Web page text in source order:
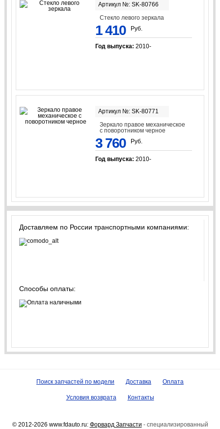
Артикул №: SK-80766
Стекло левого зеркала
1 410 Руб.
Год выпуска: 2010-
Артикул №: SK-80771
Зеркало правое механическое
с поворотником черное
3 760 Руб.
Год выпуска: 2010-
Доставляем по России транспортными компаниями:
Способы оплаты:
Поиск запчастей по модели Доставка Оплата
Условия возврата Контакты
© 2012-2026 www.fdauto.ru: Форвард Запчасти - специализированный